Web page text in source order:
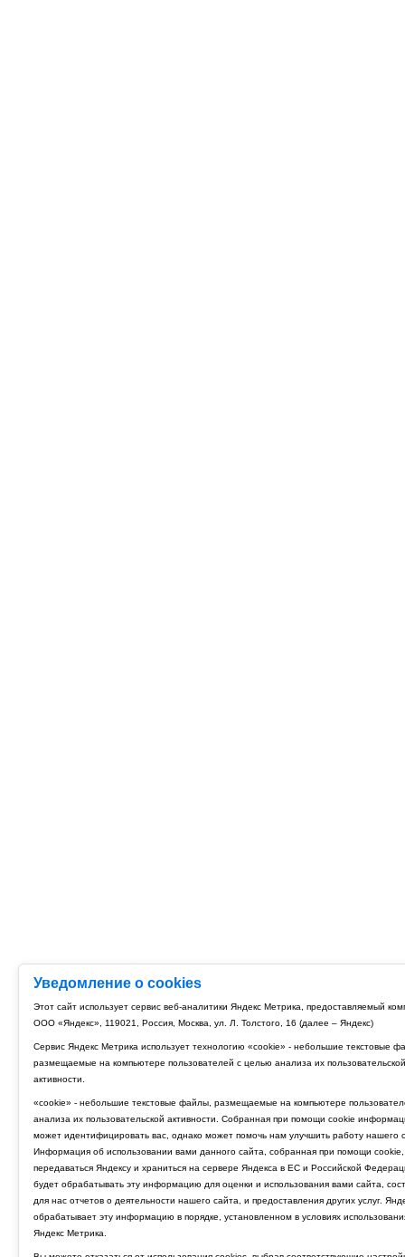
Уведомление о cookies
Этот сайт использует сервис веб-аналитики Яндекс Метрика, предоставляемый
ООО «Яндекс», 119021, Россия, Москва, ул. Л. Толстого, 16 (далее – Яндекс)
Сервис Яндекс Метрика использует технологию «cookie» - небольшие текстовые
размещаемые на компьютере пользователей с целью анализа их пользовательской
активности.
«cookie» - небольшие текстовые файлы, размещаемые на компьютере
анализа их пользовательской активности. Собранная при помощи cookie
может идентифицировать вас, однако может помочь нам улучшить работу нашего
Информация об использовании вами данного сайта, собранная при помощи cookie,
передаваться Яндексу и храниться на сервере Яндекса в ЕС и Российской
будет обрабатывать эту информацию для оценки и использования вами сайта,
для нас отчетов о деятельности нашего сайта, и предоставления других услуг.
обрабатывает эту информацию в порядке, установленном в условиях
Яндекс Метрика.